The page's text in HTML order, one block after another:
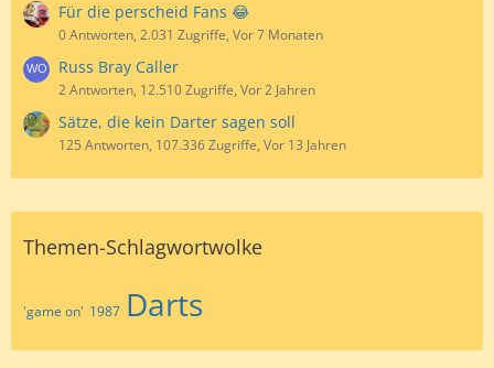
Für die perscheid Fans 😂
0 Antworten, 2.031 Zugriffe, Vor 7 Monaten
Russ Bray Caller
2 Antworten, 12.510 Zugriffe, Vor 2 Jahren
Sätze, die kein Darter sagen soll
125 Antworten, 107.336 Zugriffe, Vor 13 Jahren
Themen-Schlagwortwolke
'game on' 1987 Darts